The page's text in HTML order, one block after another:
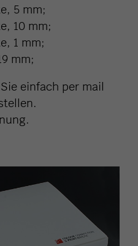
5 mm;
10 mm;
1 mm;
mm;
einfach per mail